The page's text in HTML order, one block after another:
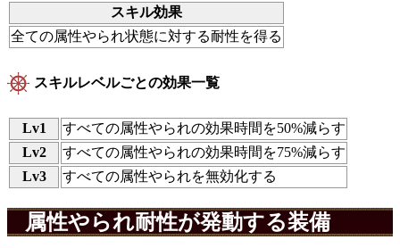
スキル効果
全ての属性やられ状態に対する耐性を得る
スキルレベルごとの効果一覧
Lv1
すべての属性やられの効果時間を50%減らす
Lv2
すべての属性やられの効果時間を75%減らす
Lv3
すべての属性やられを無効化する
属性やられ耐性が発動する装備